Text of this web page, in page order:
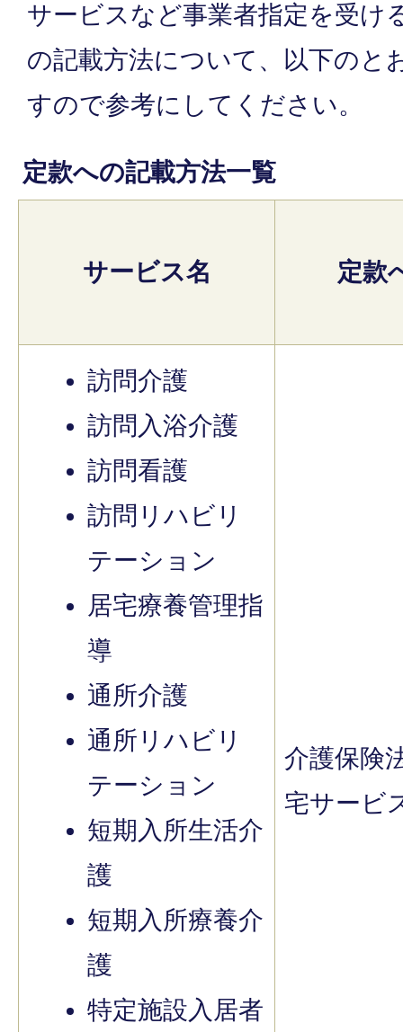
サービスなど事業者指定を受け
の記載方法について、以下のと
すので参考にしてください。
定款への記載方法一覧
サービス名 定款
訪問介護
訪問入浴介護
訪問看護
訪問リハビリ
テーション
居宅療養管理指
導
通所介護
通所リハビリ
テーション
短期入所生活介
護
短期入所療養介
護
特定施設入居者
介護保険
宅サービ